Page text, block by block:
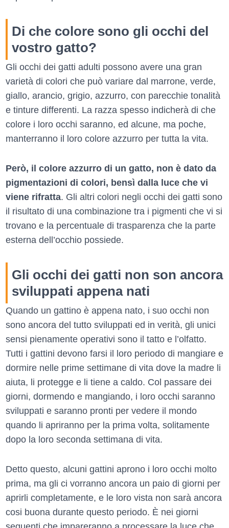
Di che colore sono gli occhi del
vostro gatto?
Gli occhi dei gatti adulti possono avere una gran
varietà di colori che può variare dal marrone, verde,
giallo, arancio, grigio, azzurro, con parecchie tonalità
e tinture differenti. La razza spesso indicherà di che
colore i loro occhi saranno, ed alcune, ma poche,
manterranno il loro colore azzurro per tutta la vita.
Però, il colore azzurro di un gatto, non è dato da
pigmentazioni di colori, bensì dalla luce che vi
viene rifratta. Gli altri colori negli occhi dei gatti sono
il risultato di una combinazione tra i pigmenti che vi si
trovano e la percentuale di trasparenza che la parte
esterna dell’occhio possiede.
Gli occhi dei gatti non son ancora
sviluppati appena nati
Quando un gattino è appena nato, i suo occhi non
sono ancora del tutto sviluppati ed in verità, gli unici
sensi pienamente operativi sono il tatto e l’olfatto.
Tutti i gattini devono farsi il loro periodo di mangiare e
dormire nelle prime settimane di vita dove la madre li
aiuta, li protegge e li tiene a caldo. Col passare dei
giorni, dormendo e mangiando, i loro occhi saranno
sviluppati e saranno pronti per vedere il mondo
quando li apriranno per la prima volta, solitamente
dopo la loro seconda settimana di vita.
Detto questo, alcuni gattini aprono i loro occhi molto
prima, ma gli ci vorranno ancora un paio di giorni per
aprirli completamente, e le loro vista non sarà ancora
cosi buona durante questo periodo. È nei giorni